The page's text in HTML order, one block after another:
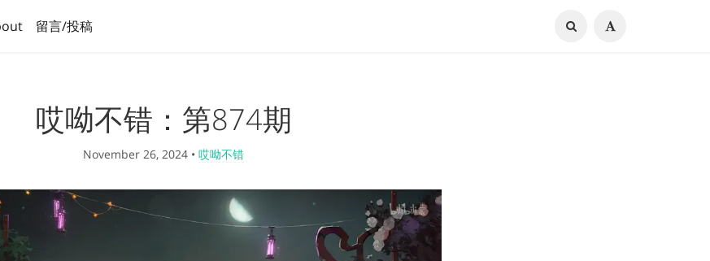
留言/投稿
哎呦不错：第874期
November 26, 2024 • 哎呦不错